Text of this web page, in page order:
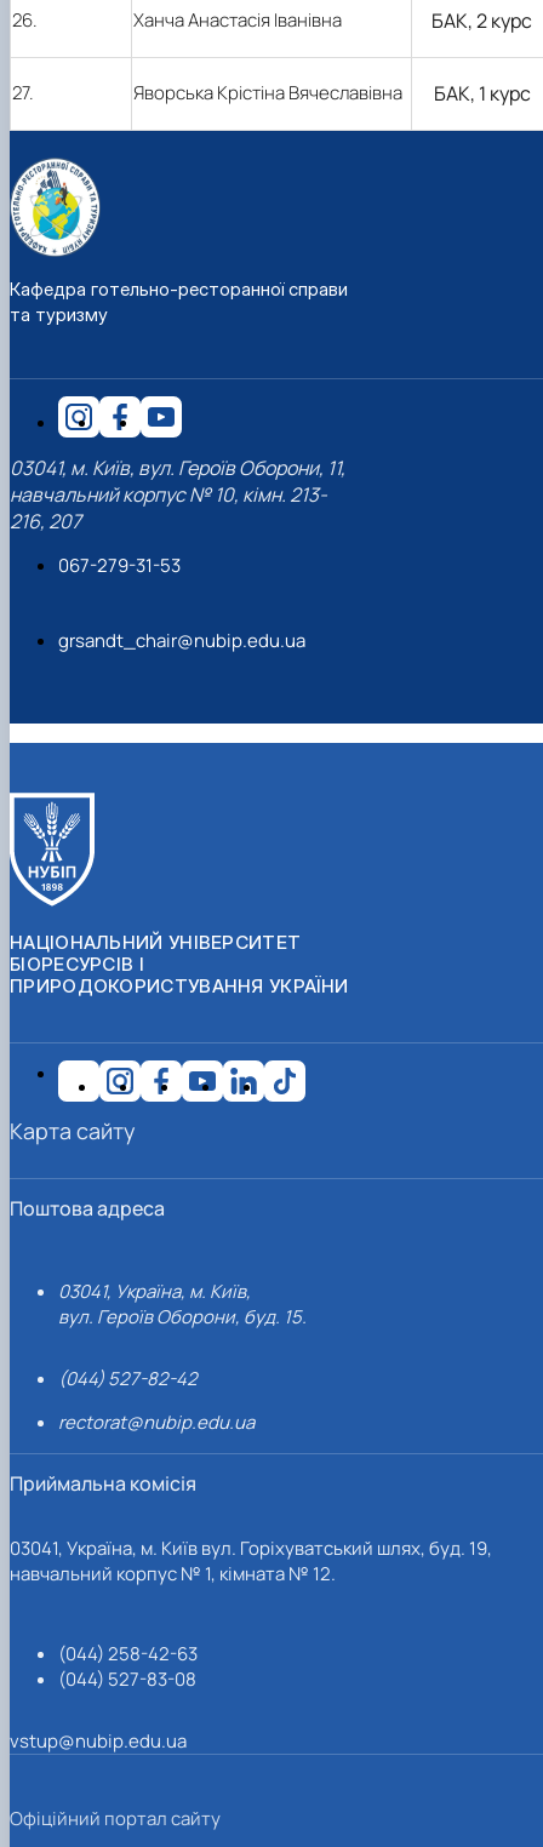
26. Ханча Анастасія Іванівна БАК, 2 курс
27. Яворська Крістіна Вячеславівна БАК, 1 курс
Кафедра готельно-ресторанної справи
та туризму
03041, м. Київ, вул. Героїв Оборони, 11,
навчальний корпус № 10, кімн. 213-
216, 207
067-279-31-53
grsandt_chair@nubip.edu.ua
НАЦІОНАЛЬНИЙ УНІВЕРСИТЕТ
БІОРЕСУРСІВ І
ПРИРОДОКОРИСТУВАННЯ УКРАЇНИ
Поштова адреса
03041, Україна, м. Київ,
вул. Героїв Оборони, буд. 15.
(044) 527-82-42
rectorat@nubip.edu.ua
Приймальна комісія
03041, Україна, м. Київ вул. Горіхуватський шлях, буд. 19,
навчальний корпус № 1, кімната № 12.
(044) 258-42-63
(044) 527-83-08
vstup@nubip.edu.ua
Карта сайту
Офіційний портал сайту